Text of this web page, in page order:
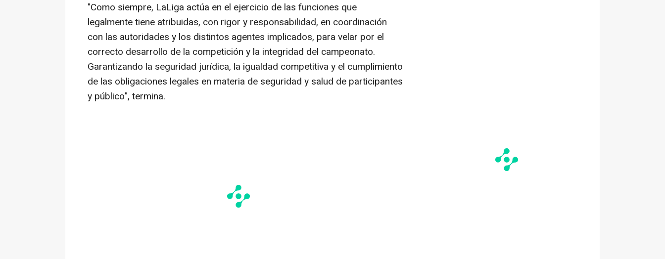
"Como siempre, LaLiga actúa en el ejercicio de las funciones que
legalmente tiene atribuidas, con rigor y responsabilidad, en coordinación
con las autoridades y los distintos agentes implicados, para velar por el
correcto desarrollo de la competición y la integridad del campeonato.
Garantizando la seguridad jurídica, la igualdad competitiva y el cumplimiento
de las obligaciones legales en materia de seguridad y salud de participantes
y público", termina.